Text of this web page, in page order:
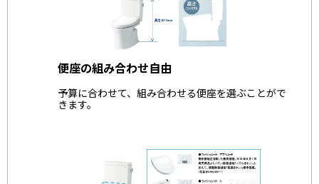
便座の組み合わせ自由
予算に合わせて、組み合わせる便座を選ぶことがで
きます。